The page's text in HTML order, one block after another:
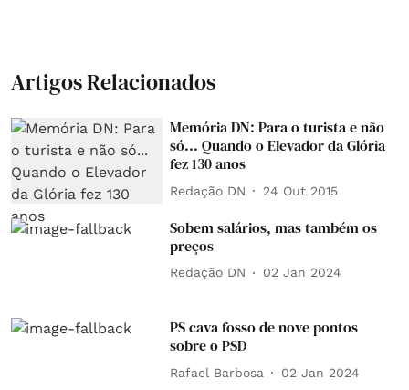
Artigos Relacionados
Memória DN: Para o turista e não
só... Quando o Elevador da Glória
fez 130 anos
Redação DN 24 Out 2015
Sobem salários, mas também os
preços
Redação DN 02 Jan 2024
PS cava fosso de nove pontos
sobre o PSD
Rafael Barbosa 02 Jan 2024